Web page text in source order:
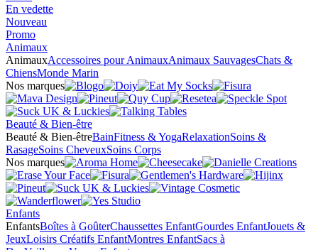
En vedette
Nouveau
Promo
Animaux
AnimauxAccessoires pour AnimauxAnimaux SauvagesChats &
ChiensMonde Marin
Nos marques
Beauté & Bien-être
Beauté & Bien-êtreBainFitness & YogaRelaxationSoins &
RasageSoins CheveuxSoins Corps
Nos marques
Enfants
EnfantsBoîtes à GoûterChaussettes EnfantGourdes EnfantJouets &
JeuxLoisirs Créatifs EnfantMontres EnfantSacs à